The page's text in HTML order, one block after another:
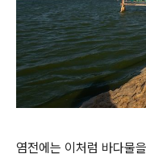
염전에는 이처럼 바다물